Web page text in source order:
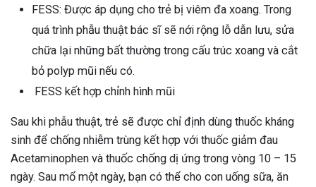
FESS: Được áp dụng cho trẻ bị viêm đa xoang. Trong
quá trình phẫu thuật bác sĩ sẽ nới rộng lỗ dẫn lưu, sửa
chữa lại những bất thường trong cấu trúc xoang và cắt
bỏ polyp mũi nếu có.
FESS kết hợp chỉnh hình mũi
Sau khi phẫu thuật, trẻ sẽ được chỉ định dùng thuốc kháng
sinh để chống nhiễm trùng kết hợp với thuốc giảm đau
Acetaminophen và thuốc chống dị ứng trong vòng 10 – 15
ngày. Sau mổ một ngày, bạn có thể cho con uống sữa, ăn